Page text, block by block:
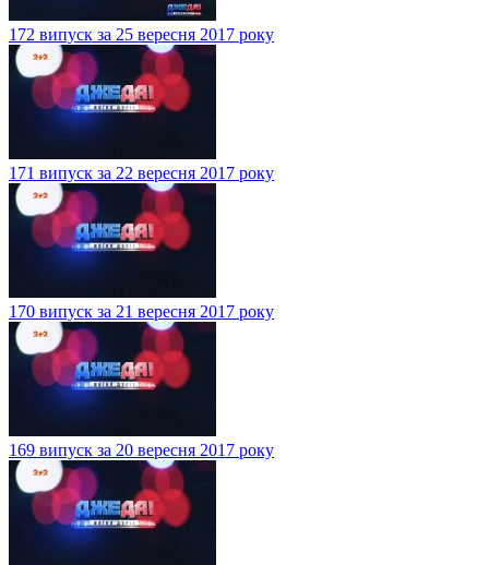
172 випуск за 25 вересня 2017 року
171 випуск за 22 вересня 2017 року
170 випуск за 21 вересня 2017 року
169 випуск за 20 вересня 2017 року